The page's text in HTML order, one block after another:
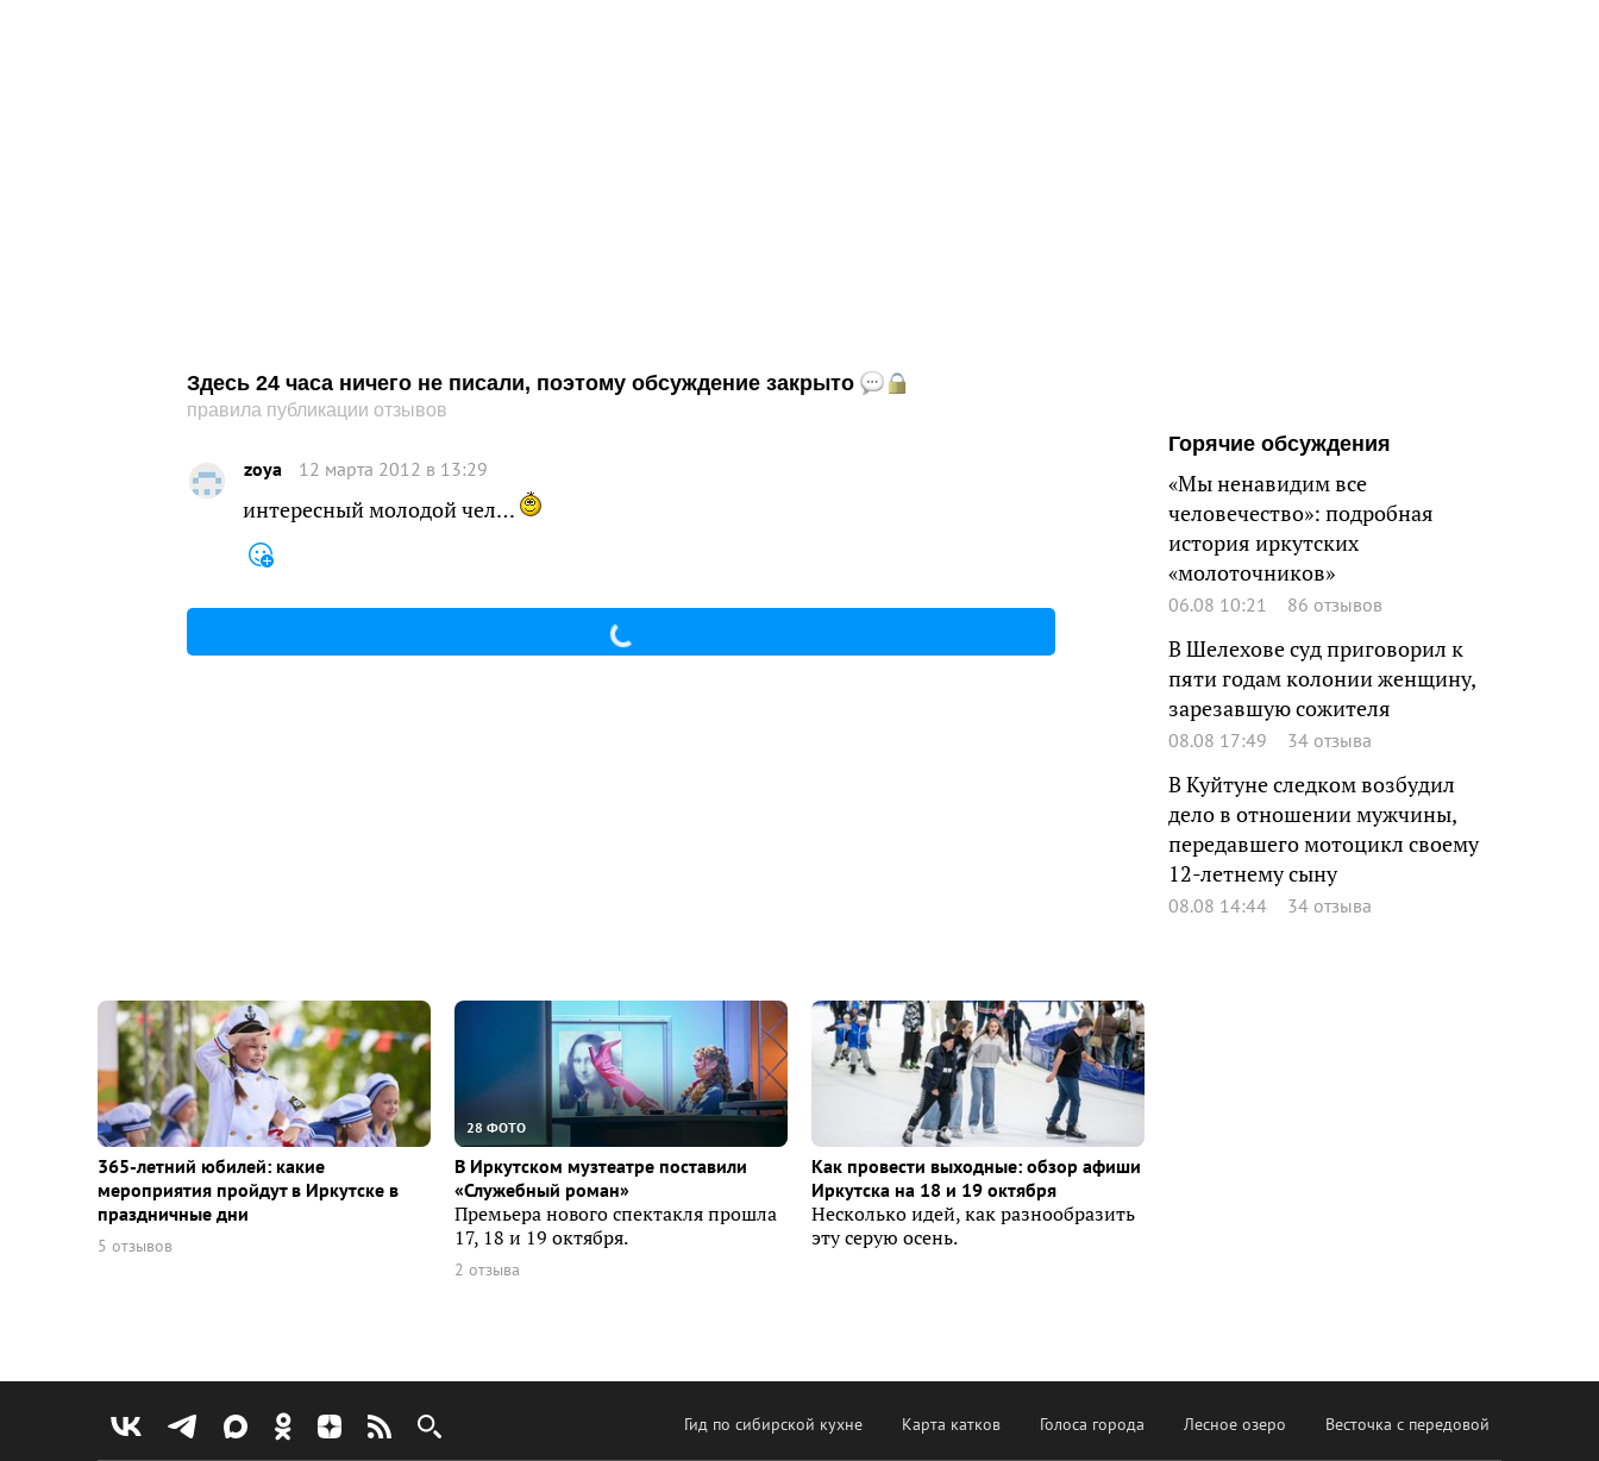
Здесь 24 часа ничего не писали, поэтому обсуждение закрыто
правила публикации отзывов
zoya 12 марта 2012 в 13:29
интересный молодой чел…
Горячие обсуждения
«Мы ненавидим все
человечество»: подробная
история иркутских
«молоточников»
06.08 10:21 86 отзывов
В Шелехове суд приговорил к
пяти годам колонии женщину,
зарезавшую сожителя
08.08 17:49 34 отзыва
В Куйтуне следком возбудил
дело в отношении мужчины,
передавшего мотоцикл своему
12-летнему сыну
08.08 14:44 34 отзыва
365-летний юбилей: какие
мероприятия пройдут в Иркутске в
праздничные дни
5 отзывов
28 ФОТО
В Иркутском музтеатре поставили
«Служебный роман»
Премьера нового спектакля прошла
17, 18 и 19 октября.
2 отзыва
Как провести выходные: обзор афиши
Иркутска на 18 и 19 октября
Несколько идей, как разнообразить
эту серую осень.
Гид по сибирской кухне Карта катков Голоса города Лесное озеро Весточка с передовой